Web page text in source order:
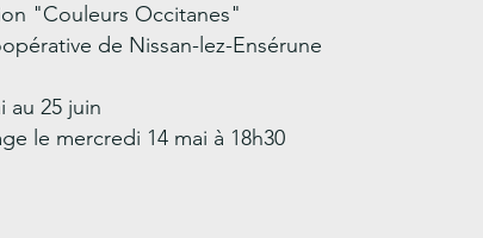
"Couleurs Occitanes"
de Nissan-lez-Ensérune
au 25 juin
le mercredi 14 mai à 18h30